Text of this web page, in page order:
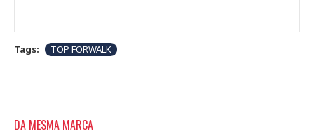
Tags: TOP FORWALK
DA MESMA MARCA